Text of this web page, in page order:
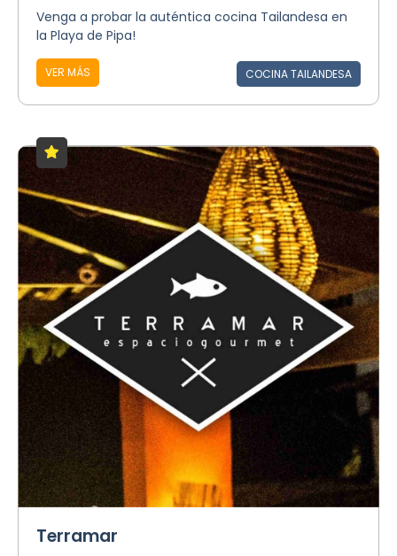
Venga a probar la auténtica cocina Tailandesa en
la Playa de Pipa!
VER MÁS COCINA TAILANDESA
Terramar